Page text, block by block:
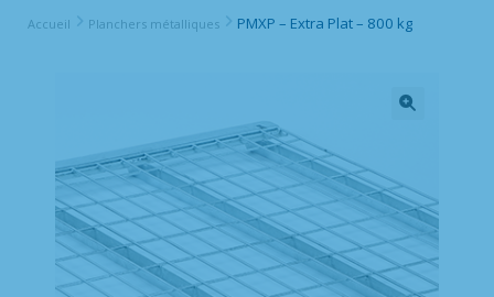
Accueil Planchers métalliques PMXP – Extra Plat – 800 kg